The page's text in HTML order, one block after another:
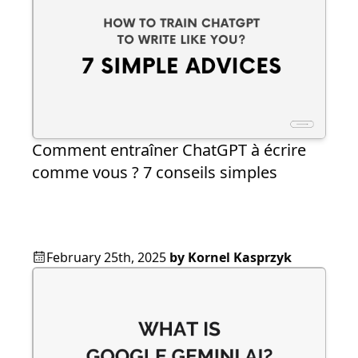
Comment entraîner ChatGPT à écrire
comme vous ? 7 conseils simples
February 25th, 2025 by Kornel Kasprzyk